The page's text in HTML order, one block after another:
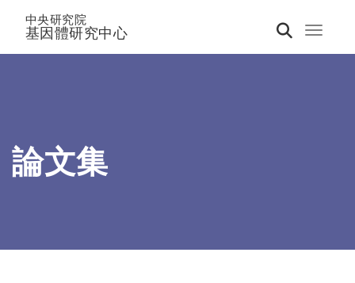
Toggle
中央研究院
基因體研究中心
論文集